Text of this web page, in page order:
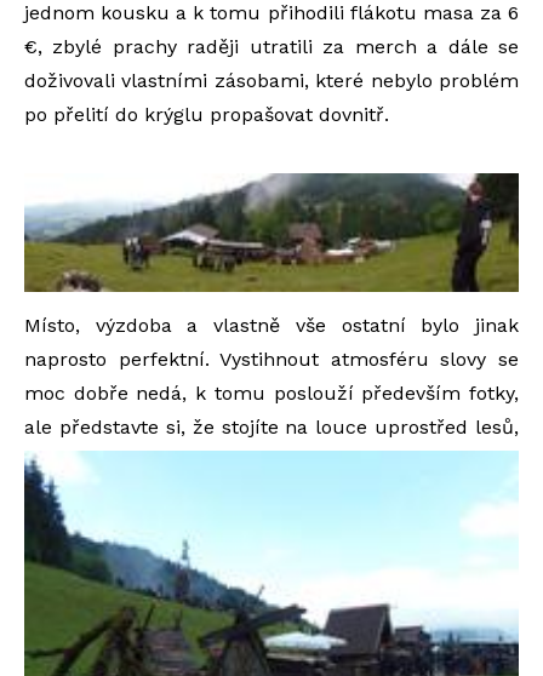
jednom kousku a k tomu přihodili flákotu masa za 6
€, zbylé prachy raději utratili za merch a dále se
doživovali vlastními zásobami, které nebylo problém
po přelití do krýglu propašovat dovnitř.
Místo, výzdoba a vlastně vše ostatní bylo jinak
naprosto perfektní. Vystihnout atmosféru slovy se
moc dobře nedá, k tomu poslouží především fotky,
ale představte si, že stojíte na louce uprostřed lesů,